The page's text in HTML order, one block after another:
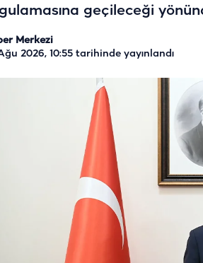
geçileceği
Merkezi
2026, 10:55 tarihinde yayınlandı